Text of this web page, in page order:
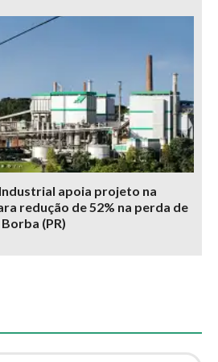
apoia projeto na
redução de 52% na perda de
(PR)